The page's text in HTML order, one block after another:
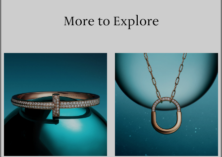
More to Explore